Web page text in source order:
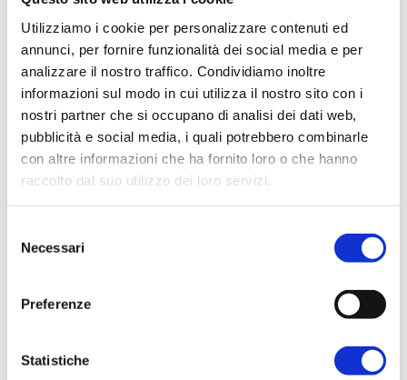
Utilizziamo i cookie per personalizzare contenuti ed
annunci, per fornire funzionalità dei social media e per
analizzare il nostro traffico. Condividiamo inoltre
informazioni sul modo in cui utilizza il nostro sito con i
nostri partner che si occupano di analisi dei dati web,
pubblicità e social media, i quali potrebbero combinarle
con altre informazioni che ha fornito loro o che hanno
raccolto dal suo utilizzo dei loro servizi.
delNecessari
Preferenze
Statistiche
Normablok Più High Performance
Muratura armata Danesi
Normablok Più Ponti Termici
Normablok Più Taglio Termico
Normablok Più CAM
Normablok Più S40 MA ricostruzione post sisma
Referenze
Inarcos
prestazioni termiche del gruppo Danesi
SCARICA IL PDF